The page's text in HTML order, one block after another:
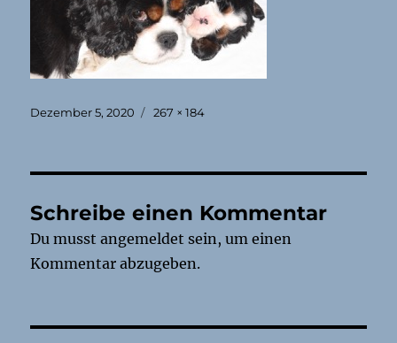
Veröffentlicht
Dezember 5, 2020 Originalgröße
267 × 184
Schreibe einen Kommentar
Du musstangemeldet sein, um einen
Kommentar abzugeben.